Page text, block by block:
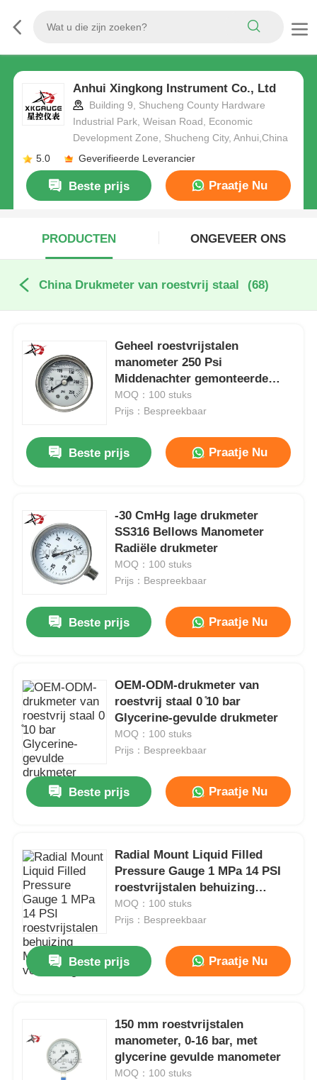
Anhui Xingkong Instrument Co., Ltd
Building 9, Shucheng County Hardware
Industrial Park, Weisan Road, Economic
Development Zone, Shucheng City, Anhui,China
5.0
Geverifieerde Leverancier
Beste prijs Praatje Nu
PRODUCTEN ONGEVEER ONS
China Drukmeter van roestvrij staal (68)
Geheel roestvrijstalen
manometer 250 Psi
Middenachter gemonteerde
manometer 50 mm
MOQ：100 stuks
Prijs：Bespreekbaar
Beste prijs Praatje Nu
-30 CmHg lage drukmeter
SS316 Bellows Manometer
Radiële drukmeter
MOQ：100 stuks
Prijs：Bespreekbaar
Beste prijs Praatje Nu
OEM-ODM-drukmeter van
roestvrij staal 0 ̊10 bar
Glycerine-gevulde drukmeter
MOQ：100 stuks
Prijs：Bespreekbaar
Beste prijs Praatje Nu
Radial Mount Liquid Filled
Pressure Gauge 1 MPa 14 PSI
roestvrijstalen behuizing
Messing verbinding
MOQ：100 stuks
Prijs：Bespreekbaar
Beste prijs Praatje Nu
150 mm roestvrijstalen
manometer, 0-16 bar, met
glycerine gevulde manometer
MOQ：100 stuks